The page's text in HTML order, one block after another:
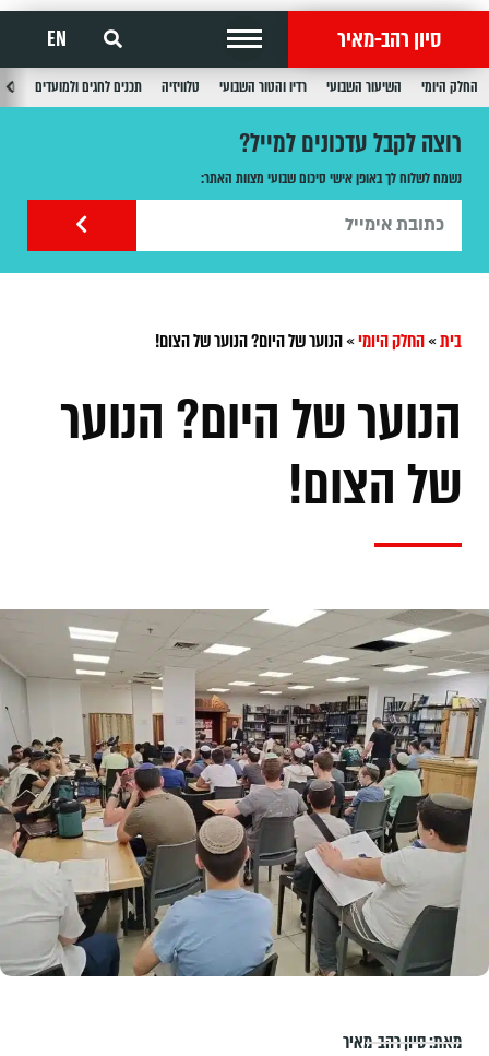
סיון רהב-מאיר EN
החלק היומי השיעור השבועי רדיו והטור השבועי טלוויזיה תכנים לחגים ולמועדים
רוצה לקבל עדכונים למייל?
נשמח לשלוח לך באופן אישי סיכום שבועי מצוות האתר:
בית»החלק היומי»הנוער של היום? הנוער של הצום!
הנוער של היום? הנוער
של הצום!
מאת:סיון רהב-מאיר